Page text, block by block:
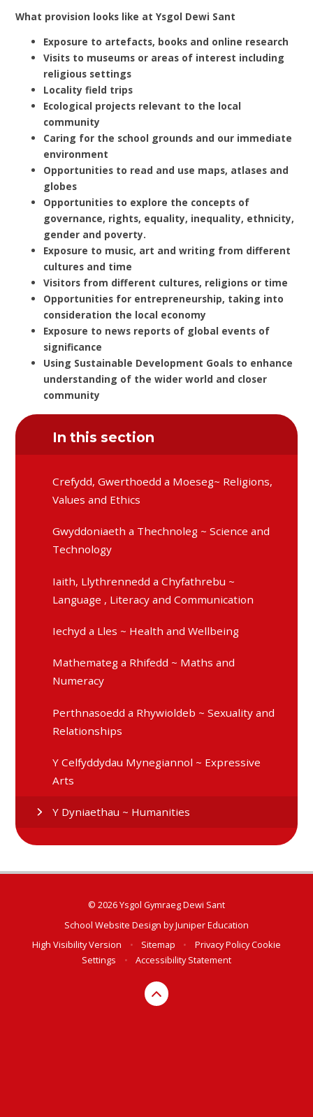
What provision looks like at Ysgol Dewi Sant
Exposure to artefacts, books and online research
Visits to museums or areas of interest including
religious settings
Locality field trips
Ecological projects relevant to the local
community
Caring for the school grounds and our immediate
environment
Opportunities to read and use maps, atlases and
globes
Opportunities to explore the concepts of
governance, rights, equality, inequality, ethnicity,
gender and poverty.
Exposure to music, art and writing from different
cultures and time
Visitors from different cultures, religions or time
Opportunities for entrepreneurship, taking into
consideration the local economy
Exposure to news reports of global events of
significance
Using Sustainable Development Goals to enhance
understanding of the wider world and closer
community
In this section
Crefydd, Gwerthoedd a Moeseg~ Religions,
Values and Ethics
Gwyddoniaeth a Thechnoleg ~ Science and
Technology
Iaith, Llythrennedd a Chyfathrebu ~
Language , Literacy and Communication
Iechyd a Lles ~ Health and Wellbeing
Mathemateg a Rhifedd ~ Maths and
Numeracy
Perthnasoedd a Rhywioldeb ~ Sexuality and
Relationships
Y Celfyddydau Mynegiannol ~ Expressive
Arts
Y Dyniaethau ~ Humanities
© 2026 Ysgol Gymraeg Dewi Sant
School Website Design byJuniper Education
High Visibility Version
• Sitemap • Privacy PolicyCookie
Settings
• Accessibility Statement